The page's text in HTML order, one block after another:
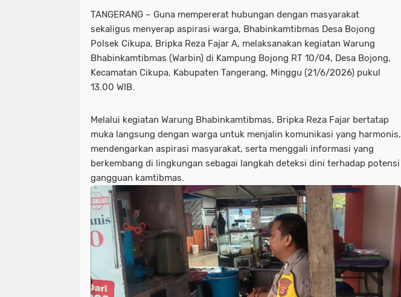
TANGERANG – Guna mempererat hubungan dengan masyarakat
sekaligus menyerap aspirasi warga, Bhabinkamtibmas Desa Bojong
Polsek Cikupa, Bripka Reza Fajar A, melaksanakan kegiatan Warung
Bhabinkamtibmas (Warbin) di Kampung Bojong RT 10/04, Desa Bojong,
Kecamatan Cikupa, Kabupaten Tangerang, Minggu (21/6/2026) pukul
13.00 WIB.
Melalui kegiatan Warung Bhabinkamtibmas, Bripka Reza Fajar bertatap
muka langsung dengan warga untuk menjalin komunikasi yang harmonis,
mendengarkan aspirasi masyarakat, serta menggali informasi yang
berkembang di lingkungan sebagai langkah deteksi dini terhadap potensi
gangguan kamtibmas.